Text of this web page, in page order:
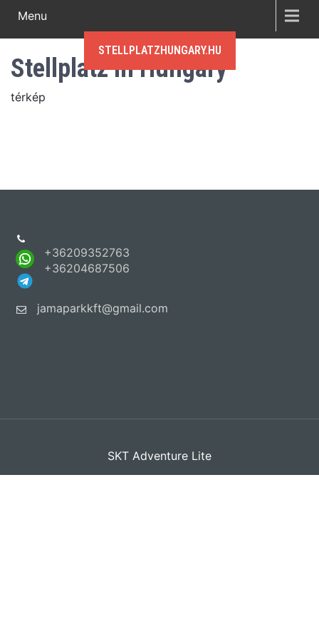
Menu
STELLPLATZHUNGARY.HU
Stellplatz in Hungary
térkép
+36209352763
+36204687506
jamaparkkft@gmail.com
SKT Adventure Lite